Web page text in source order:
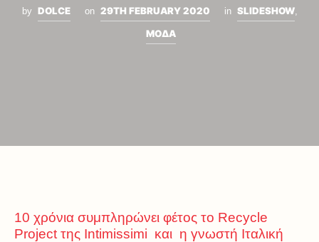
by DOLCE on 29TH FEBRUARY 2020 in SLIDESHOW,
ΜΟΔΑ
10 χρόνια συμπληρώνει φέτος το Recycle
Project της Intimissimi και η γνωστή Ιταλική